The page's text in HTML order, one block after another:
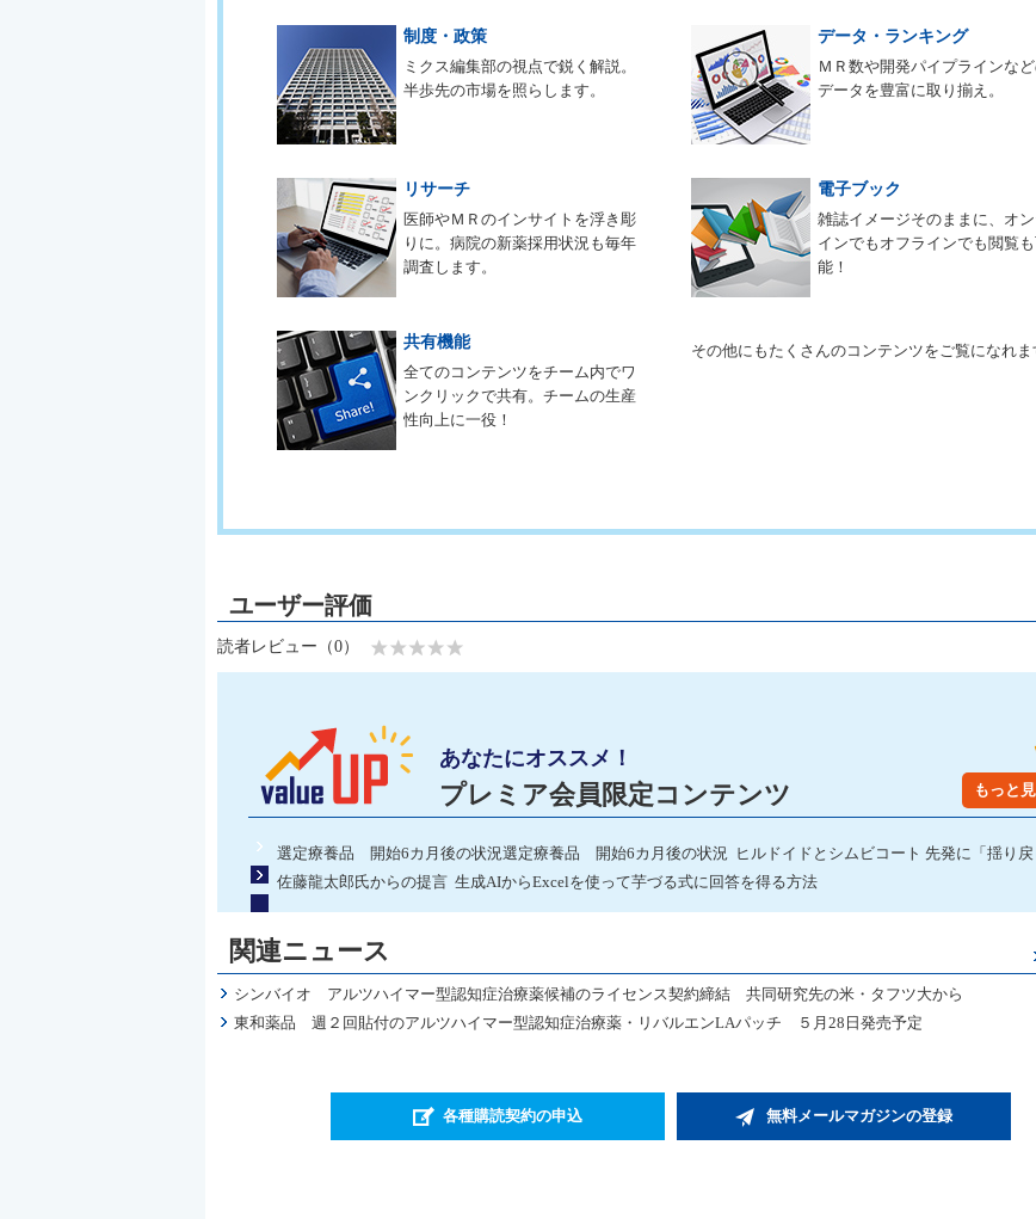
制度・政策
ミクス編集部の視点で鋭く解説。
半歩先の市場を照らします。
データ・ランキング
ＭＲ数や開発パイプラインな
データを豊富に取り揃え。
リサーチ
医師やＭＲのインサイトを浮き彫
りに。病院の新薬採用状況も毎年
調査します。
電子ブック
雑誌イメージそのままに、オン
インでもオフラインでも閲覧
能！
共有機能
全てのコンテンツをチーム内でワ
ンクリックで共有。チームの生産
性向上に一役！
その他にもたくさんのコンテンツをご覧になれま
読者レビュー（0）
あなたにオススメ！
プレミア会員限定コンテンツ もっと
選定療養品 開始6カ月後の状況選定療養品 開始6カ月後の状況 ヒルドイドとシムビコート 先発に「揺り戻
佐藤龍太郎氏からの提言 生成AIからExcelを使って芋づる式に回答を得る方法
関連ニュース
シンバイオ アルツハイマー型認知症治療薬候補のライセンス契約締結 共同研究先の米・タフツ大から
東和薬品 週２回貼付のアルツハイマー型認知症治療薬・リバルエンLAパッチ ５月28日発売予定
各種購読契約の申込 無料メールマガジンの登録